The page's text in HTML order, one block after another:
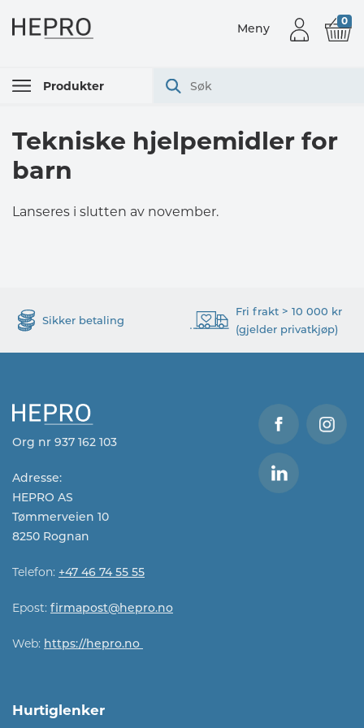
Produkter
Meny
0
Tekniske hjelpemidler for
barn
Lanseres i slutten av november.
Sikker betaling
Fri frakt > 10 000 kr
(gjelder privatkjøp)
Org nr 937 162 103
Adresse:
HEPRO AS
Tømmerveien 10
8250 Rognan
Telefon: +47 46 74 55 55
Epost: firmapost@hepro.no​​
Web: https://hepro.no
Hurtiglenker